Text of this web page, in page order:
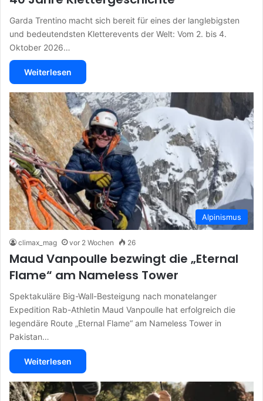
Garda Trentino macht sich bereit für eines der langlebigsten
und bedeutendsten Kletterevents der Welt: Vom 2. bis 4.
Oktober 2026…
Weiterlesen
Alpinismus
climax_mag vor 2 Wochen 26
Maud Vanpoulle bezwingt die „Eternal
Flame“ am Nameless Tower
Spektakuläre Big-Wall-Besteigung nach monatelanger
Expedition Rab-Athletin Maud Vanpoulle hat erfolgreich die
legendäre Route „Eternal Flame“ am Nameless Tower in
Pakistan…
Weiterlesen